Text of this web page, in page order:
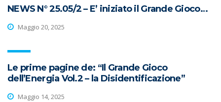
NEWS N° 25.05/2 – E’ iniziato il Grande Gioco…
Maggio 20, 2025
Le prime pagine de: “Il Grande Gioco
dell’Energia Vol.2 – la Disidentificazione”
Maggio 14, 2025